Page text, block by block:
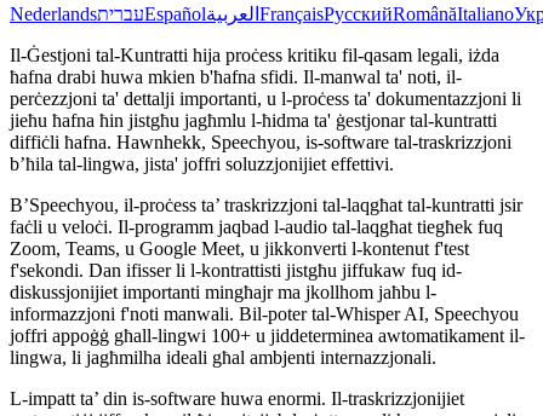
NederlandsעבריתEspañolالعربية FrançaisРусскийRomânăItaliano
Il-Ġestjoni tal-Kuntratti hija proċess kritiku fil-qasam legali, iżda
ħafna drabi huwa mkien b'ħafna sfidi. Il-manwal ta' noti, il-
perċezzjoni ta' dettalji importanti, u l-proċess ta' dokumentazzjoni li
jieħu ħafna ħin jistgħu jagħmlu l-ħidma ta' ġestjonar tal-kuntratti
diffiċli ħafna. Hawnhekk, Speechyou, is-software tal-traskrizzjoni
b’ħila tal-lingwa, jista' joffri soluzzjonijiet effettivi.
B’Speechyou, il-proċess ta’ traskrizzjoni tal-laqgħat tal-kuntratti jsir
faċli u veloċi. Il-programm jaqbad l-audio tal-laqgħat tiegħek fuq
Zoom, Teams, u Google Meet, u jikkonverti l-kontenut f'test
f'sekondi. Dan ifisser li l-kontrattisti jistgħu jiffukaw fuq id-
diskussjonijiet importanti mingħajr ma jkollhom jaħbu l-
informazzjoni f'noti manwali. Bil-poter tal-Whisper AI, Speechyou
joffri appoġġ għall-lingwi 100+ u jiddeterminea awtomatikament il-
lingwa, li jagħmilha ideali għal ambjenti internazzjonali.
L-impatt ta’ din is-software huwa enormi. Il-traskrizzjonijiet